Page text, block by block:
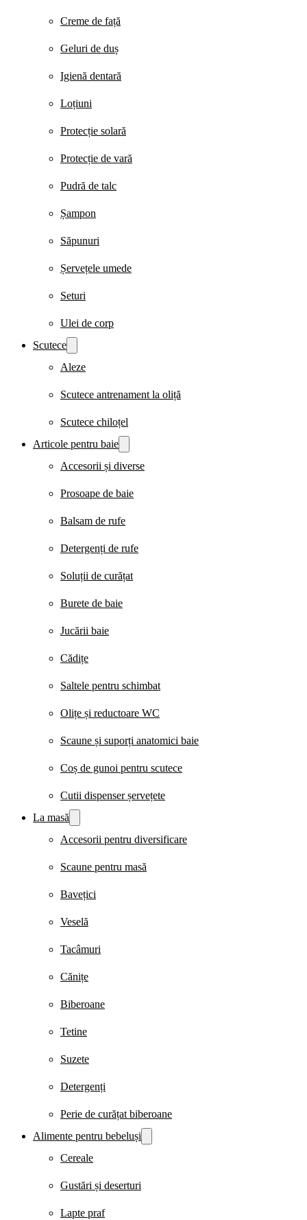
Creme de față
Geluri de duș
Igienă dentară
Loțiuni
Protecție solară
Protecție de vară
Pudră de talc
Șampon
Săpunuri
Șervețele umede
Seturi
Ulei de corp
Scutece
Aleze
Scutece antrenament la oliță
Scutece chiloțel
Articole pentru baie
Accesorii și diverse
Prosoape de baie
Balsam de rufe
Detergenți de rufe
Soluții de curățat
Burete de baie
Jucării baie
Cădițe
Saltele pentru schimbat
Olițe și reductoare WC
Scaune și suporți anatomici baie
Coș de gunoi pentru scutece
Cutii dispenser șervețete
La masă
Accesorii pentru diversificare
Scaune pentru masă
Bavețici
Veselă
Tacâmuri
Cănițe
Biberoane
Tetine
Suzete
Detergenți
Perie de curățat biberoane
Alimente pentru bebeluși
Cereale
Gustări și deserturi
Lapte praf